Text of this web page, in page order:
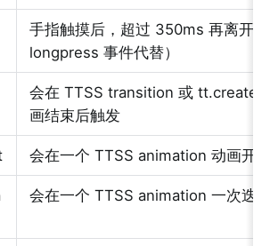
手指触摸后，超过 350ms 再离开
longpress 事件代替）
会在 TTSS transition 或
画结束后触发
会在一个 TTSS animation 动画开
会在一个 TTSS animation 一次迭